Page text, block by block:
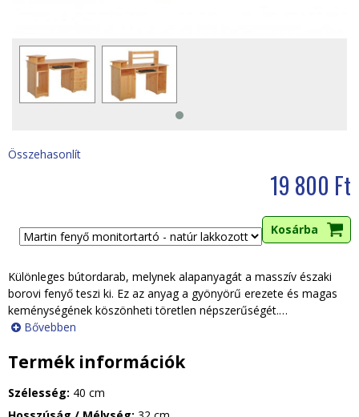
Összehasonlít
19 800 Ft
Különleges bútordarab, melynek alapanyagát a masszív északi
borovi fenyő teszi ki. Ez az anyag a gyönyörű erezete és magas
keménységének köszönheti töretlen népszerűségét.…
Bővebben
Termék információk
Szélesség: 40 cm